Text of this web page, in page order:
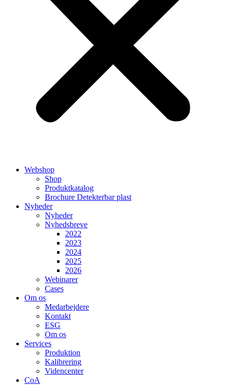
Webshop
Shop
Produktkatalog
Brochure Detekterbar plast
Nyheder
Nyheder
Nyhedsbreve
2022
2023
2024
2025
2026
Webinarer
Cases
Om os
Medarbejdere
Kontakt
ESG
Om os
Services
Produktion
Kalibrering
Videncenter
CoA